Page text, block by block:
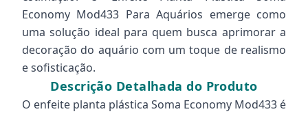
Economy Mod433 Para Aquários emerge como
uma solução ideal para quem busca aprimorar a
decoração do aquário com um toque de realismo
e sofisticação.
Descrição Detalhada do Produto
O enfeite planta plástica Soma Economy Mod433 é